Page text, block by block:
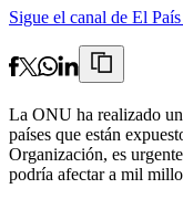
Sigue el canal de El
La ONU ha realizado
países que están
Organización, es
podría afectar a mil